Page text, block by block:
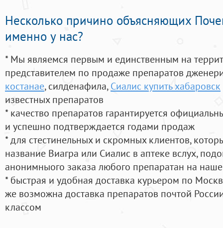
Несколько причино объясняющих
именно у нас?
* Мы являемся первым и единственным на
представителем по продаже препаратов
костанае, силденафила, Сиалис купить хабаровск
известных препаратов
* качество препаратов гарантируется
и успешно подтверждается годами продаж
* для стестинельных и скромных клиентов,
название Виагра или Сиалис в аптеке вслух,
анонимныого заказа любого препаратан на
* быстрая и удобная доставка курьером по
же возможна доставка препаратов почтой
классом